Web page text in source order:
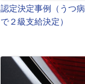
認定決定事例（うつ病
で２級支給決定）